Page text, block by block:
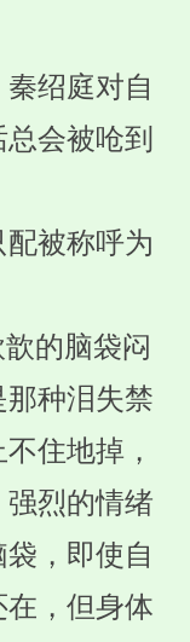
绍庭对自
会被呛到
被称呼为
的脑袋闷
种泪失禁
住地掉，
烈的情绪
，即使自
，但身体